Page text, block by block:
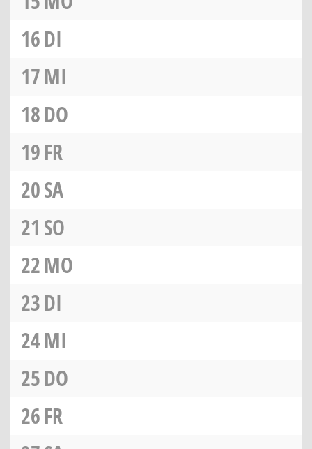
16DI
17MI
18DO
19FR
20SA
21 SO
22MO
23DI
24MI
25DO
26FR